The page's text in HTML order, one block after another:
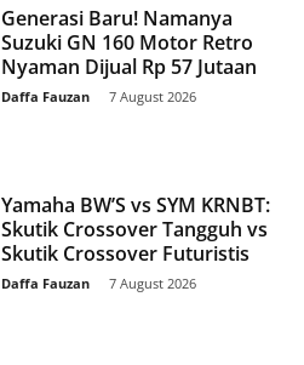
Generasi Baru! Namanya
Suzuki GN 160 Motor Retro
Nyaman Dijual Rp 57 Jutaan
Daffa Fauzan 7 August 2026
Yamaha BW’S vs SYM KRNBT:
Skutik Crossover Tangguh vs
Skutik Crossover Futuristis
Daffa Fauzan 7 August 2026